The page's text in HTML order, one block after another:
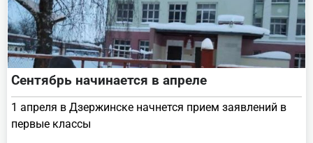
Сентябрь начинается в апреле
1 апреля в Дзержинске начнется прием заявлений в
первые классы